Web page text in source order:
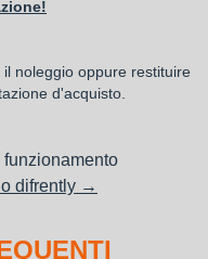
noleggio oppure restituire
d'acquisto.
difrently →